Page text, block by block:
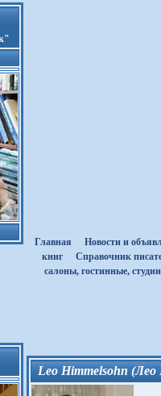
Главная
Новости и
книг
Cправочник
салоны, гостинные,
Leo Himmelsohn (Лео